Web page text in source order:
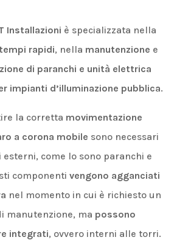
Installazioni è specializzata nella
rapidi, nella manutenzione e
di paranchi e unità elettrica
impianti d’illuminazione pubblica.
la corretta movimentazione
a corona mobile sono necessari
come lo sono paranchi e
componenti vengono agganciati
nel momento in cui è richiesto un
manutenzione, ma possono
integrati, ovvero interni alle torri.